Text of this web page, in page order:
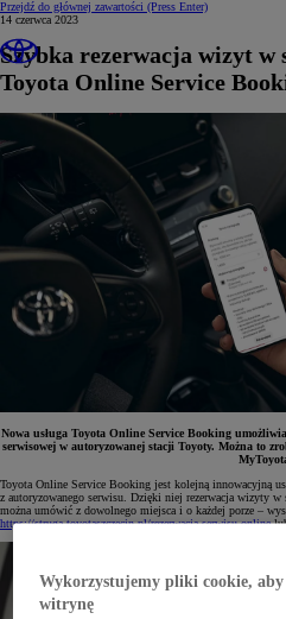
Przejdź do głównej zawartości (Press Enter)
14 czerwca 2023
Szybka rezerwacja wizyt w
Toyota Online Service
Nowa usługa Toyota Online Service Booking
serwisowej w autoryzowanej stacji Toyoty. Można to
Toyota Online Service Booking jest kolejną innowacyjną
z autoryzowanego serwisu. Dzięki niej rezerwacja wizyty
można umówić z dowolnego miejsca i o każdej porze –
https://struga.toyotaszczecin.pl/rezerwacja-serwisu-online
Wykorzystujemy pliki cookie, aby
witrynę